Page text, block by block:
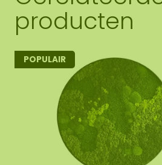
producten
POPULAIR